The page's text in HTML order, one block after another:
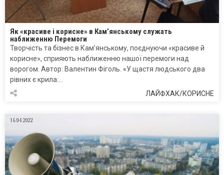
Як «красиве і корисне» в Кам’янському служать
наближенню Перемоги
Творчість та бізнес в Кам’янському, поєднуючи «красиве й
корисне», сприяють наближенню нашої перемоги над
ворогом. Автор: Валентин Фіголь. «У щастя людського два
рівних є крила:…
ЛАЙФХАК/КОРИСНЕ
16.04.2022